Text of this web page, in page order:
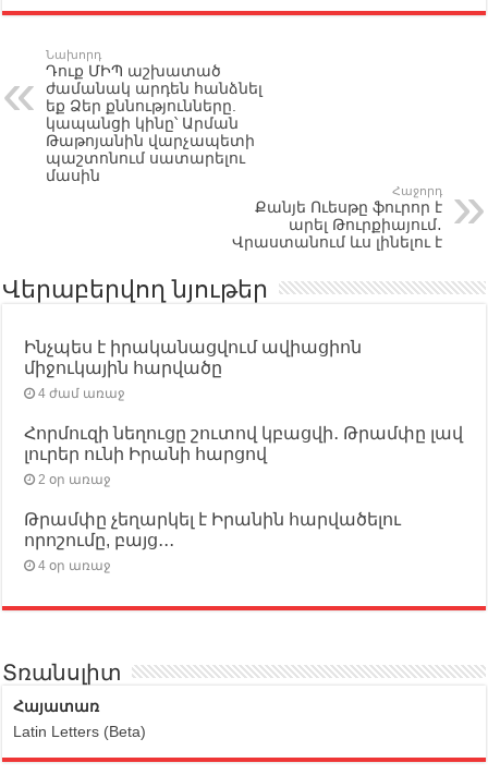
Նախորդ
Դուք ՄԻՊ աշխատած
ժամանակ արդեն հանձնել
եք Ձեր քննությունները.
կապանցի կինը՝ Արման
Թաթոյանին վարչապետի
պաշտոնում սատարելու
մասին
Հաջորդ
Քանյե Ուեսթը ֆուրոր է
արել Թուրքիայում․
Վրաստանում ևս լինելու է
Վերաբերվող նյութեր
Ինչպես է իրականացվում ավիացիոն
միջուկային հարվածը
4 ժամ առաջ
Հորմուզի նեղուցը շուտով կբացվի․ Թրամփը լավ
լուրեր ունի Իրանի հարցով
2 օր առաջ
Թրամփը չեղարկել է Իրանին հարվածելու
որոշումը, բայց․․․
4 օր առաջ
Տռանսլիտ
Հայատառ
Latin Letters (Beta)